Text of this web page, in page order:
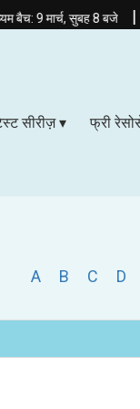
सुबह 8 बजे|आज ही
सीरीज़ फ्री
A B C D